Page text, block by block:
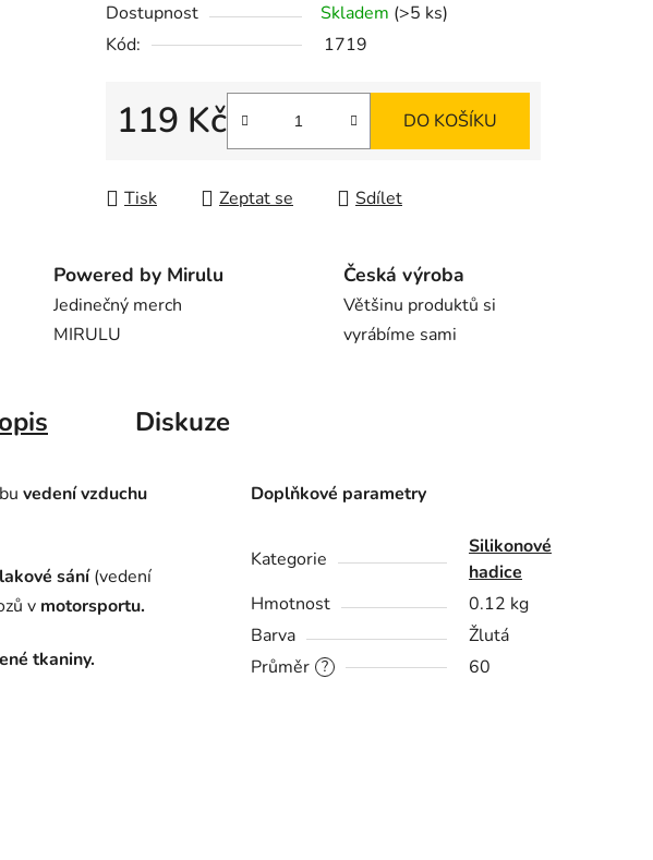
Dostupnost Skladem (>5 ks)
Kód:
1719
119 Kč DO KOŠÍKU
Tisk Zeptat se Sdílet
Powered by Mirulu
Jedinečný merch
MIRULU
Česká výroba
Většinu produktů si
vyrábíme sami
Diskuze
vedení vzduchu
sání(vedení
v motorsportu.
tkaniny.
Doplňkové parametry
Kategorie
Silikonové
hadice
Hmotnost
0.12 kg
Barva
Žlutá
?
Průměr 60